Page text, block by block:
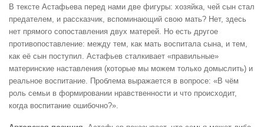
В тексте Астафьева перед нами две фигуры: хозяйка, чей сын стал
предателем, и рассказчик, вспоминающий свою мать? Нет, здесь
нет прямого сопоставления двух матерей. Но есть другое
противопоставление: между тем, как мать воспитала сына, и тем,
как её сын поступил. Астафьев сталкивает «правильные»
материнские наставления (которые мы можем только домыслить) и
реальное воспитание. Проблема выражается в вопросе: «В чём
роль семьи в формировании нравственности и что происходит,
когда воспитание ошибочно?».